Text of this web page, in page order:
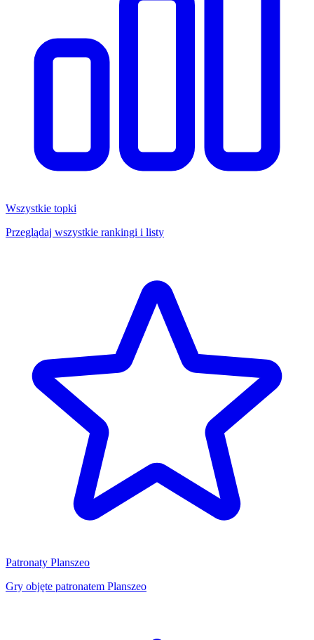
Wszystkie topki
Przeglądaj wszystkie rankingi i listy
Patronaty Planszeo
Gry objęte patronatem Planszeo